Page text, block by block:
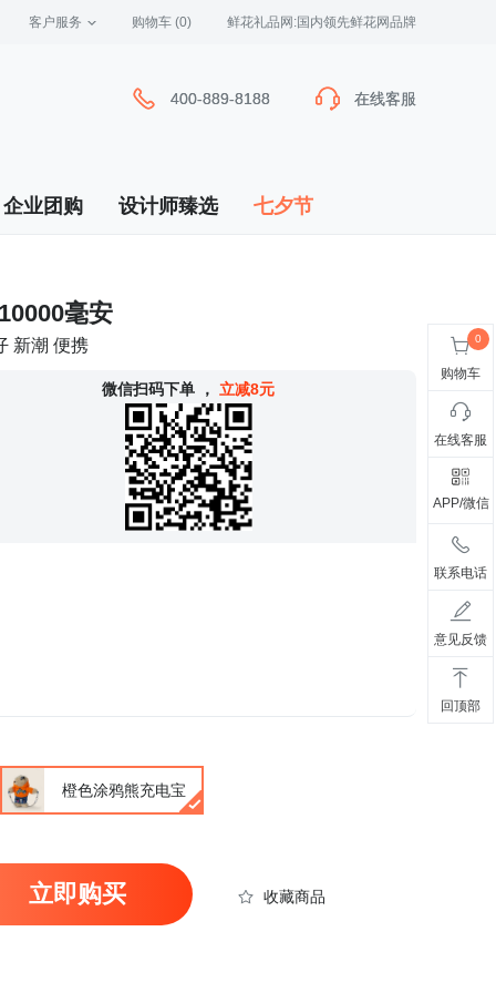
客户服务 购物车 (0) 鲜花礼品网:国内领先鲜花网品牌
400-889-8188 在线客服
400-889-8188 在线客服
企业团购 设计师臻选 七夕节
毫安
新潮 便携
微信扫码下单 ， 立减8元
橙色涂鸦熊充电宝
立即购买 收藏商品
购物车
在线客服
APP/微信
联系电话
意见反馈
回顶部